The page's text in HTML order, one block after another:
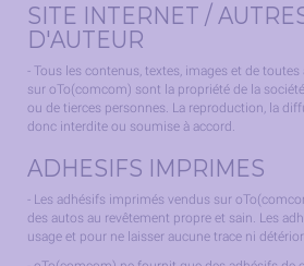
SITE INTERNET /
D'AUTEUR
- Tous les contenus, textes, images et de
sur oTo(comcom) sont la propriété de la
ou de tierces personnes. La reproduction, la
donc interdite ou soumise à accord.
ADHESIFS IMPRIMES
- Les adhésifs imprimés vendus sur
des autos au revêtement propre et sain. Les
usage et pour ne laisser aucune trace ni